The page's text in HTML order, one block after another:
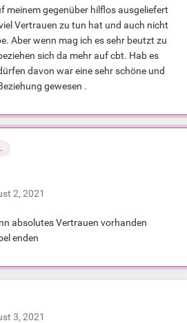
meinem gegenüber hilflos ausgeliefert
Vertrauen zu tun hat und auch nicht
Aber wenn mag ich es sehr beutzt zu
sich da mehr auf cbt. Hab es
davon war eine sehr schöne und
gewesen .
2, 2021
absolutes Vertrauen vorhanden
enden
3, 2021